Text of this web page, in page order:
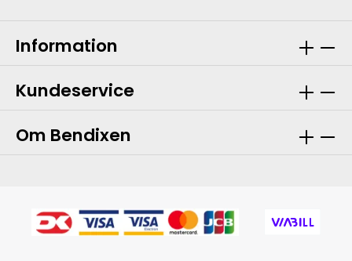
Information
Kundeservice
Om Bendixen